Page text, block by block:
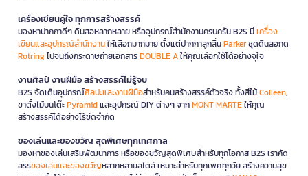
เครื่องเขียนคู่ใจ ทุกการสร้างสรรค์
มองหาปากกาดีๆ ดินสอหลากหลาย หรืออุปกรณ์สำนักงานครบครัน B2S มีเครื่อง
เขียนและอุปกรณ์สำนักงานให้เลือกมากมาย ตั้งแต่ปากกาลูกลื่นParkerชุดดินสอกด
Rotringไปจนถึงกระดาษถ่ายเอกสารDOUBLE Aให้คุณเลือกใช้ได้อย่างจุใจ
งานศิลป์ งานฝีมือ สร้างสรรค์ไม่รู้จบ
B2S จัดเต็มอุปกรณ์ศิลปะและงานฝีมือสำหรับคนสร้างสรรค์ตัวจริง ทั้งสีไม้Colleen,
ขาตั้งไม้บนโต๊ะPyramidและอุปกรณ์ DIY ต่างๆ จากMONT MARTEให้คุณ
สร้างสรรค์ได้อย่างไร้ขีดจำกัด
ของเล่นและของขวัญ สุดพิเศษทุกเทศกาล
มองหาของเล่นเสริมพัฒนาการ หรือของขวัญสุดพิเศษสำหรับทุกโอกาส B2S เราคัด
สรรของเล่นและของขวัญหลากหลายสไตล์ เหมาะสำหรับทุกเพศทุกวัย สร้างความสุข